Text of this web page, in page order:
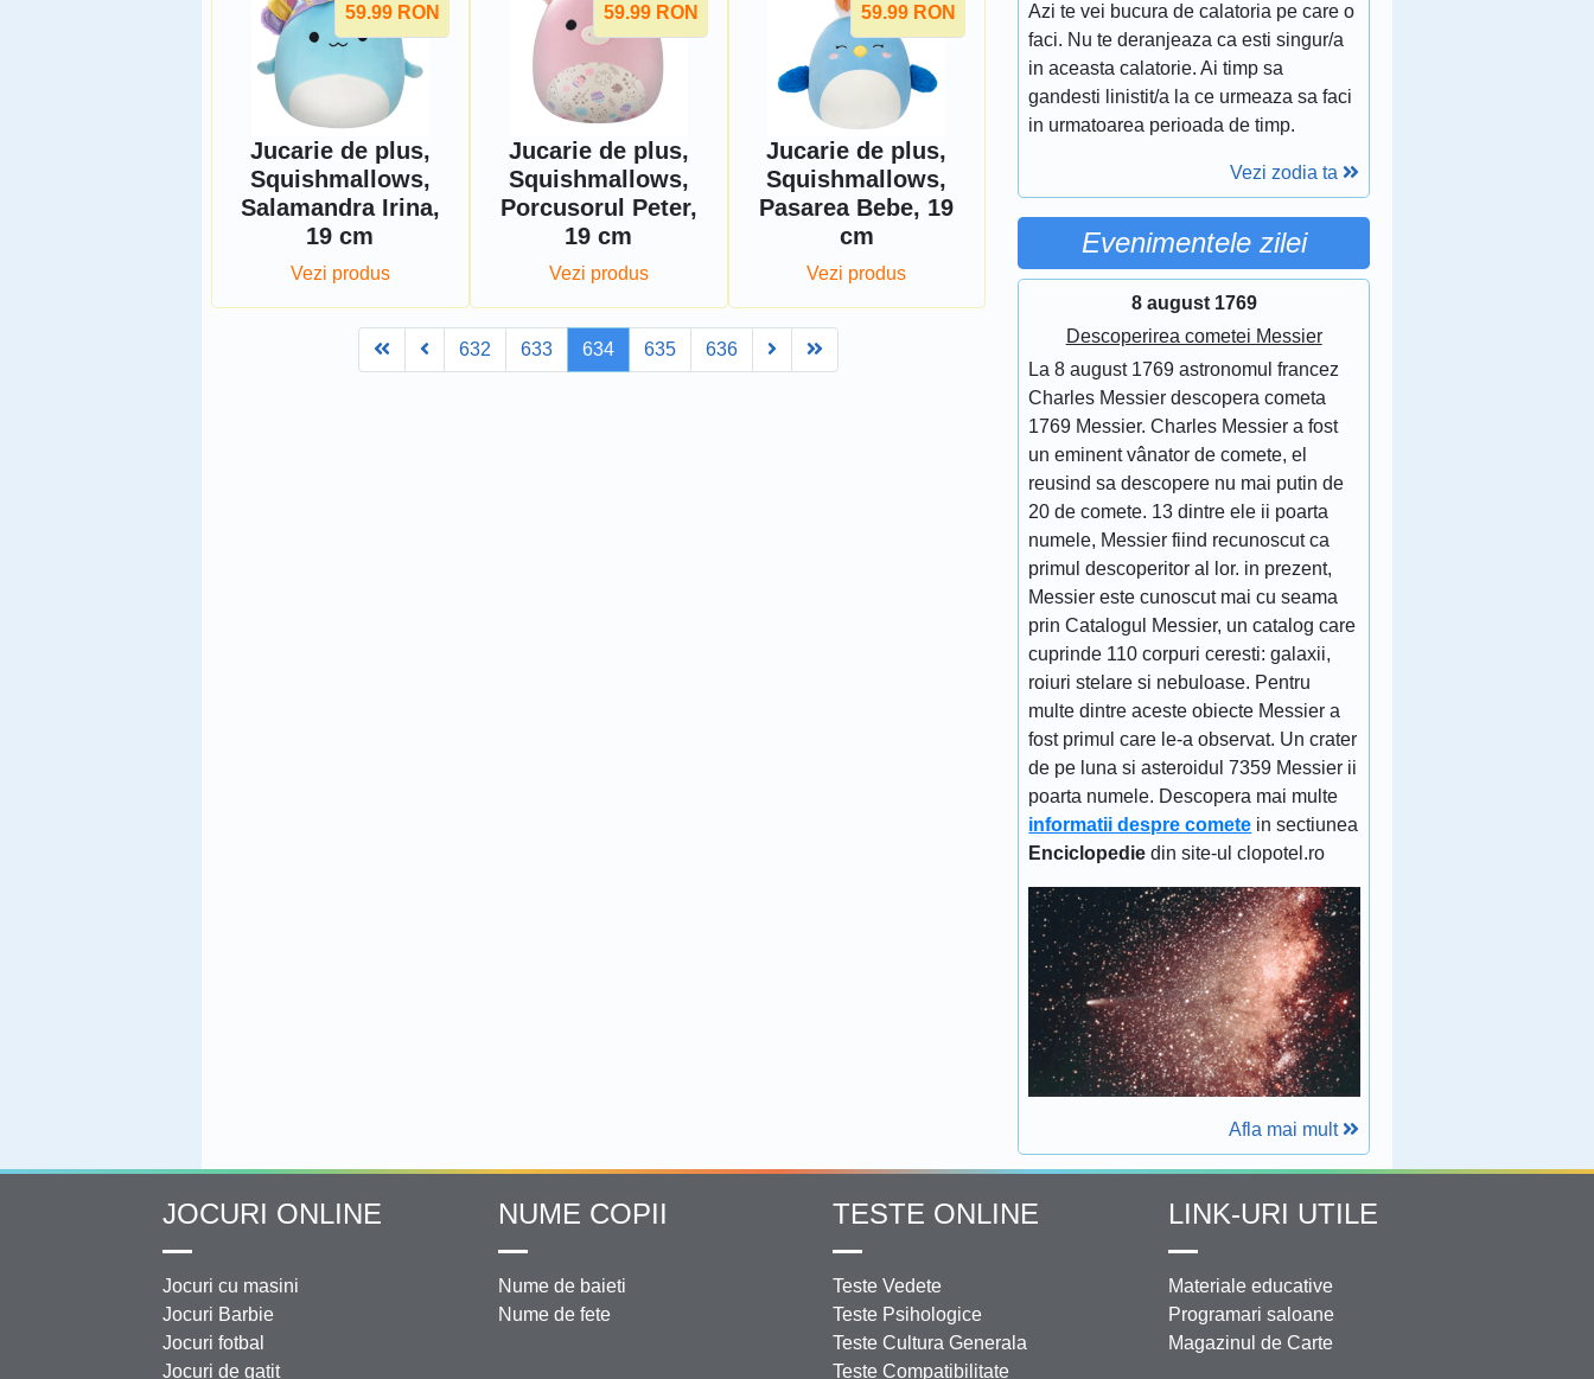
59.99 RON
Jucarie de plus,
Squishmallows,
Salamandra Irina,
19 cm
Vezi produs
59.99 RON
Jucarie de plus,
Squishmallows,
Porcusorul Peter,
19 cm
Vezi produs
59.99 RON
Jucarie de plus,
Squishmallows,
Pasarea Bebe, 19
cm
Vezi produs
FirstPrev632 633 634 635 636 Next
Azi te vei bucura de calatoria pe care o
faci. Nu te deranjeaza ca esti singur/a
in aceasta calatorie. Ai timp sa
gandesti linistit/a la ce urmeaza sa faci
in urmatoarea perioada de timp.
Vezi zodia ta
Evenimentele zilei
8 august 1769
Descoperirea cometei Messier
La 8 august 1769 astronomul francez
Charles Messier descopera cometa
1769 Messier. Charles Messier a fost
un eminent vânator de comete, el
reusind sa descopere nu mai putin de
20 de comete. 13 dintre ele ii poarta
numele, Messier fiind recunoscut ca
primul descoperitor al lor. in prezent,
Messier este cunoscut mai cu seama
prin Catalogul Messier, un catalog care
cuprinde 110 corpuri ceresti: galaxii,
roiuri stelare si nebuloase. Pentru
multe dintre aceste obiecte Messier a
fost primul care le-a observat. Un crater
de pe luna si asteroidul 7359 Messier ii
poarta numele. Descopera mai multe
informatii despre comete in sectiunea
Enciclopedie din site-ul clopotel.ro
Afla mai mult
JOCURI ONLINE
Jocuri cu masini
Jocuri Barbie
Jocuri fotbal
Jocuri de gatit
NUME COPII
Nume de baieti
Nume de fete
TESTE ONLINE
Teste Vedete
Teste Psihologice
Teste Cultura Generala
Teste Compatibilitate
LINK-URI UTILE
Materiale educative
Programari saloane
Magazinul de Carte